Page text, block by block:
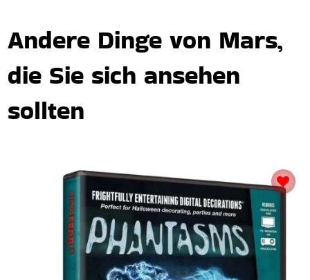
Andere Dinge von Mars,
die Sie sich ansehen
sollten